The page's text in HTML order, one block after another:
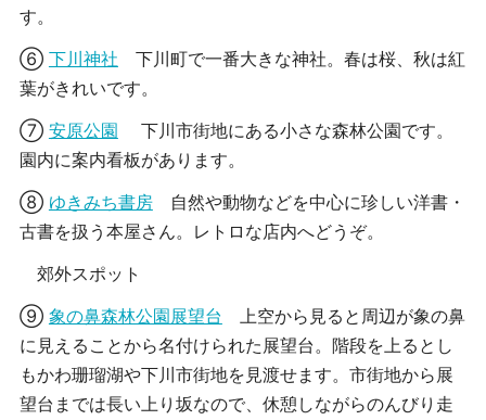
す。
⑥ 下川神社
下川町で一番大きな神社。春は桜、秋は紅
葉がきれいです。
⑦ 安原公園
下川市街地にある小さな森林公園です。
園内に案内看板があります。
⑧ ゆきみち書房
自然や動物などを中心に珍しい洋書・
古書を扱う本屋さん。レトロな店内へどうぞ。
郊外スポット
⑨ 象の鼻森林公園展望台 上空から見ると周辺が象の鼻
に見えることから名付けられた展望台。階段を上るとし
もかわ珊瑠湖や下川市街地を見渡せます。市街地から展
望台までは長い上り坂なので、休憩しながらのんびり走